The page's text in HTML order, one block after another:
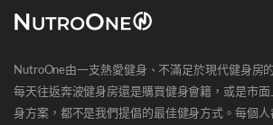
NutroOne由一支熱愛健身、不滿足於現代健身房
每天往返奔波健身房還是購買健身會籍，或是市
身方案，都不是我們提倡的最佳健身方式。每個